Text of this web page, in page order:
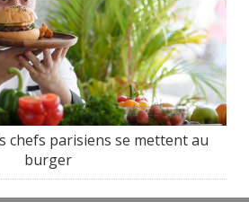
chefs parisiens se mettent au
burger